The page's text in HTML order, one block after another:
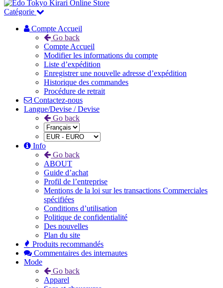
Catégorie
Compte Accueil
Go back
Compte Accueil
Modifier les informations du compte
Liste d’expédition
Enregistrer une nouvelle adresse d’expédition
Historique des commandes
Procédure de retrait
Contactez-nous
Langue/Devise / Devise
Go back
Info
Go back
ABOUT
Guide d’achat
Profil de l’entreprise
Mentions de la loi sur les transactions Commerciales
spécifiées
Conditions d’utilisation
Politique de confidentialité
Des nouvelles
Plan du site
Produits recommandés
Commentaires des internautes
Mode
Go back
Apparel